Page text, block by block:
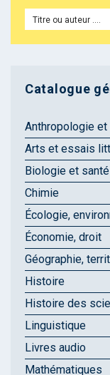
Catalogue
Anthropologie
Arts et essais
Biologie et santé
Chimie
Écologie,
Économie, droit
Géographie,
Histoire
Histoire des
Linguistique
Livres audio
Mathématiques